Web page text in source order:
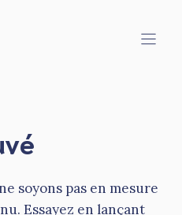
soyons pas en mesure
Essayez en lançant